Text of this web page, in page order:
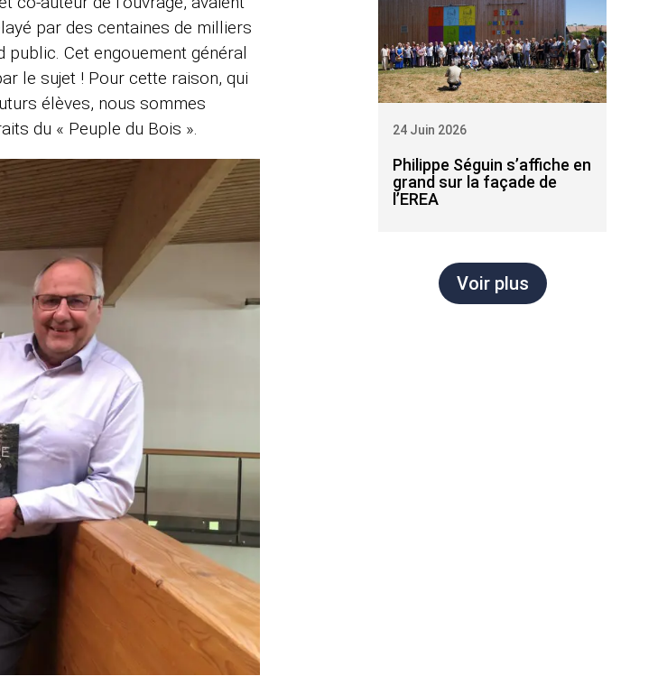
par des centaines de milliers
Cet engouement général
le sujet ! Pour cette raison, qui
élèves, nous sommes
du « Peuple du Bois ».
Philippe Séguin s’affiche en
grand sur la façade de
l’EREA
24 Juin 2026
Voir plus